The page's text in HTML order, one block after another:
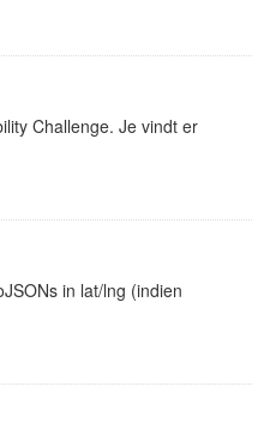
Challenge. Je vindt er
in lat/lng (indien